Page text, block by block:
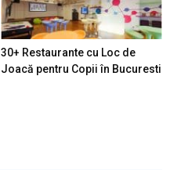
30+ Restaurante cu Loc de
Joacă pentru Copii în Bucuresti